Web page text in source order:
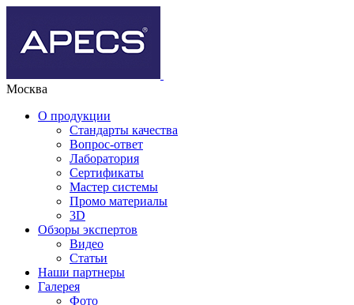
Москва
О продукции
Стандарты качества
Вопрос-ответ
Лаборатория
Сертификаты
Мастер системы
Промо материалы
3D
Обзоры экспертов
Видео
Статьи
Наши партнеры
Галерея
Фото